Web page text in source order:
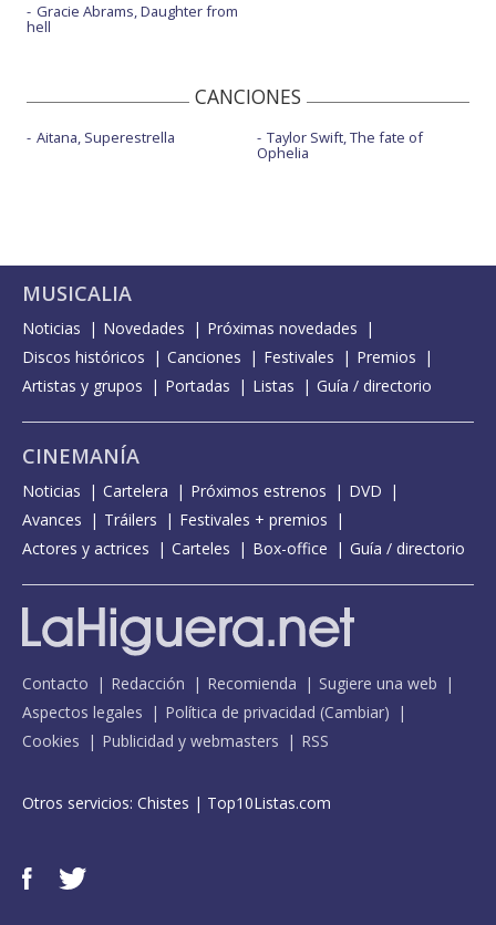
Gracie Abrams, Daughter from
hell
CANCIONES
Aitana, Superestrella Taylor Swift, The fate of
Ophelia
MUSICALIA
Noticias Novedades
Próximas novedades
Discos históricos
Canciones Festivales
Premios
Artistas y grupos
Portadas Listas Guía / directorio
CINEMANÍA
Noticias Cartelera Próximos estrenos
DVD
Avances
Tráilers
Festivales + premios
Actores y actrices
Carteles Box-office Guía / directorio
Contacto Redacción Recomienda
Sugiere una web
Aspectos legales
Política de privacidad (Cambiar)
Cookies
Publicidad y webmasters RSS
Otros servicios: Chistes | Top10Listas.com